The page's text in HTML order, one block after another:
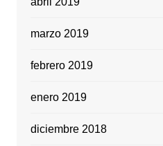
marzo 2019
febrero 2019
enero 2019
diciembre 2018